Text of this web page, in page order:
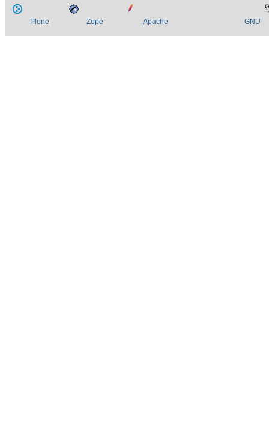
Plone Zope Apache GNU